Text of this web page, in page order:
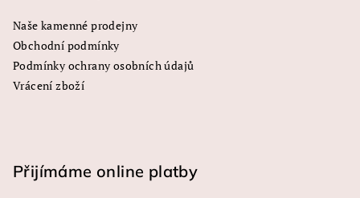
Naše kamenné prodejny
Obchodní podmínky
Podmínky ochrany osobních údajů
Vrácení zboží
Přijímáme online platby